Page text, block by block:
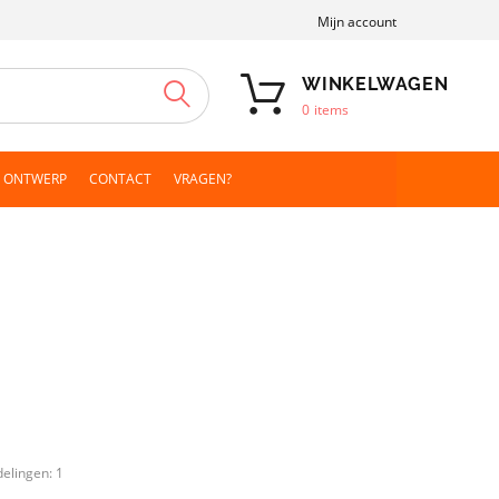
Mijn account
ZOEKEN WINKELWAGEN
0 items
CONTACT VRAGEN?
1